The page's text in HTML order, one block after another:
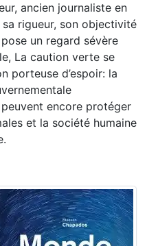
ancien journaliste en
rigueur, son objectivité
un regard sévère
La caution verte se
porteuse d’espoir: la
encore protéger
et la société humaine